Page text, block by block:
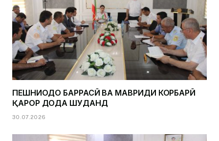
ПЕШНИҲОДҲО БАРРАСӢ ВА МАВРИДИ КОРБАРӢ
ҚАРОР ДОДА ШУДАНД
30.07.2026